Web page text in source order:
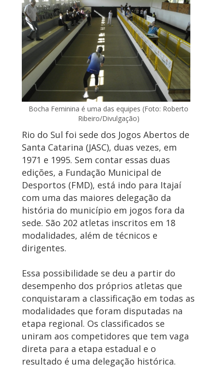
Bocha Feminina é uma das equipes (Foto: Roberto
Ribeiro/Divulgação)
Rio do Sul foi sede dos Jogos Abertos de
Santa Catarina (JASC), duas vezes, em
1971 e 1995. Sem contar essas duas
edições, a Fundação Municipal de
Desportos (FMD), está indo para Itajaí
com uma das maiores delegação da
história do município em jogos fora da
sede. São 202 atletas inscritos em 18
modalidades, além de técnicos e
dirigentes.
Essa possibilidade se deu a partir do
desempenho dos próprios atletas que
conquistaram a classificação em todas as
modalidades que foram disputadas na
etapa regional. Os classificados se
uniram aos competidores que tem vaga
direta para a etapa estadual e o
resultado é uma delegação histórica.